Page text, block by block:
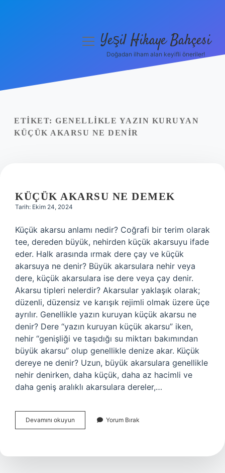
Yasal Uyarı
menüyüYeşil Hikaye Bahçesi
Doğadan ilham alan keyifli öneriler!
ETIKET: GENELLIKLE YAZIN KURUYAN
KÜÇÜK AKARSU NE DENIR
KÜÇÜK AKARSU NE DEMEK
Tarih: Ekim 24, 2024
Küçük akarsu anlamı nedir? Coğrafi bir terim olarak
tee, dereden büyük, nehirden küçük akarsuyu ifade
eder. Halk arasında ırmak dere çay ve küçük
akarsuya ne denir? Büyük akarsulara nehir veya
dere, küçük akarsulara ise dere veya çay denir.
Akarsu tipleri nelerdir? Akarsular yaklaşık olarak;
düzenli, düzensiz ve karışık rejimli olmak üzere üçe
ayrılır. Genellikle yazın kuruyan küçük akarsu ne
denir? Dere “yazın kuruyan küçük akarsu” iken,
nehir “genişliği ve taşıdığı su miktarı bakımından
büyük akarsu” olup genellikle denize akar. Küçük
dereye ne denir? Uzun, büyük akarsulara genellikle
nehir denirken, daha küçük, daha az hacimli ve
daha geniş aralıklı akarsulara dereler,…
Devamını okuyun
Akarsu
Yorum Bırak